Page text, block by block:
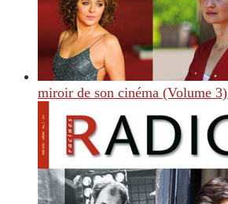
miroir de son cinéma (Volume 3)